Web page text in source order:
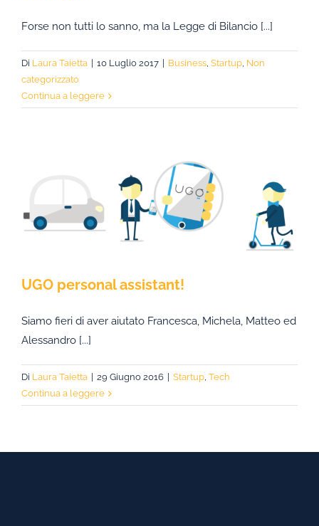
Forse non tutti lo sanno, ma la Legge di Bilancio [...]
Di Laura Taietta 10 Luglio 2017 Business, Startup, Non
categorizzato
Continua a leggere
UGO personal assistant!
Siamo fieri di aver aiutato Francesca, Michela, Matteo ed
Alessandro [...]
Di Laura Taietta 29 Giugno 2016 Startup, Tech
Continua a leggere